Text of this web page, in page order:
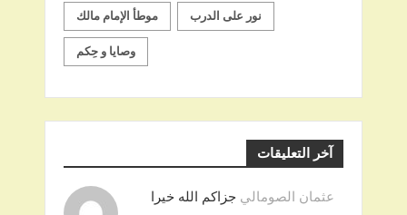
موطأ الإمام مالك نور على الدرب
وصايا و حِكم
آخر التعليقات
عثمان الصومالي جزاكم الله خيرا